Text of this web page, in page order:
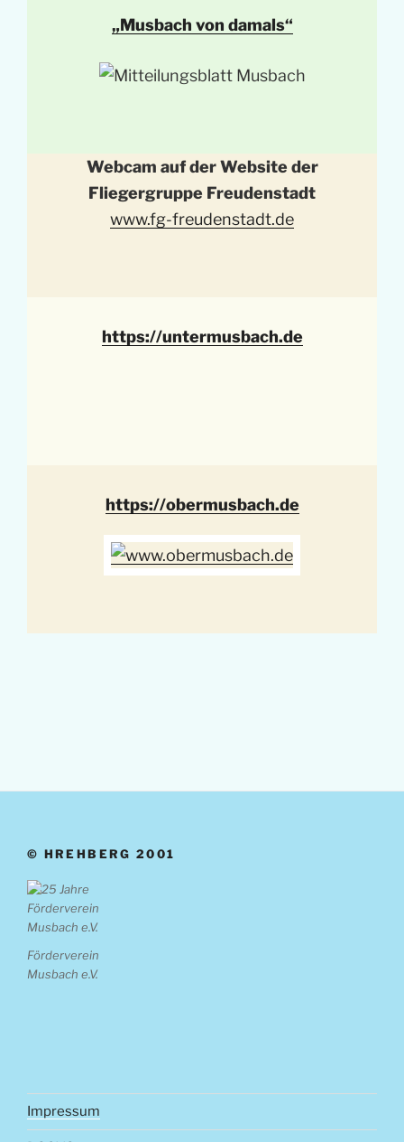
„Musbach von damals“
Webcam auf der Website der
Fliegergruppe Freudenstadt
www.fg-freudenstadt.de
https://untermusbach.de
https://obermusbach.de
© HREHBERG 2001
Förderverein
Musbach e.V.
Impressum